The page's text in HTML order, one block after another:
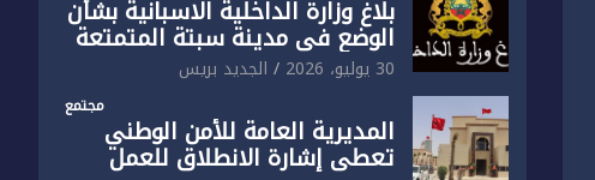
بلاغ وزارة الداخلية الاسبانية بشأن
الوضع في مدينة سبتة المتمتعة
بالحكم الذاتي
30 يوليو، 2026 الجديد بريس
مجتمع
المديرية العامة للأمن الوطني
تعطي إشارة الانطلاق للعمل